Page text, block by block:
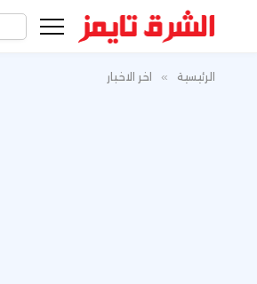
الرئيسية » اخر الاخبار